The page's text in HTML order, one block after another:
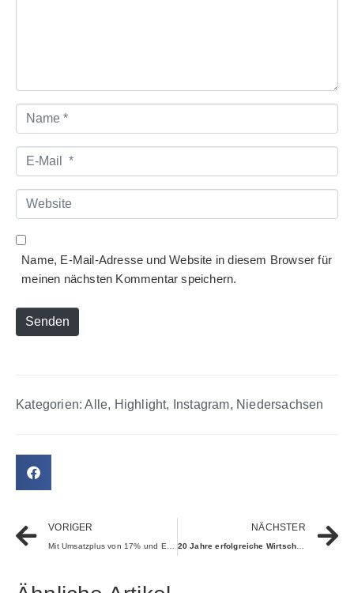
Name
*
E-
Mail
*Website
Name, E-Mail-Adresse und Website in diesem Browser für
meinen nächsten Kommentar speichern.
Senden
Kategorien: Alle, Highlight, Instagram, Niedersachsen
VORIGER NÄCHSTER